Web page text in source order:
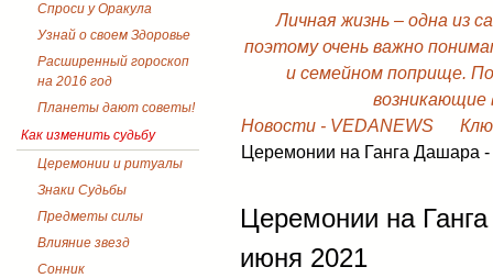
Личная жизнь – одна из
поэтому очень важно
и семейном поприще.
возникающие
Новости - VEDANEWS
Церемонии на Ганга Дашара
Церемонии на
июня 2021
Спроси у Оракула
Узнай о своем Здоровье
Расширенный гороскоп
на 2016 год
Планеты дают советы!
Как изменить судьбу
Церемонии и ритуалы
Знаки Судьбы
Предметы силы
Влияние звезд
Сонник